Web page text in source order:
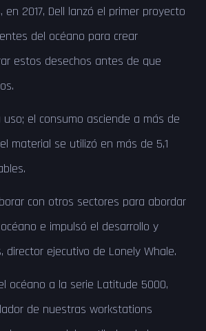
2017, Dell lanzó el primer proyecto
del océano para crear
estos desechos antes de que
el consumo asciende a más de
material se utilizó en más de 5,1
con otros sectores para abordar
e impulsó el desarrollo y
director ejecutivo de Lonely Whale.
océano a la serie Latitude 5000,
de nuestras workstations